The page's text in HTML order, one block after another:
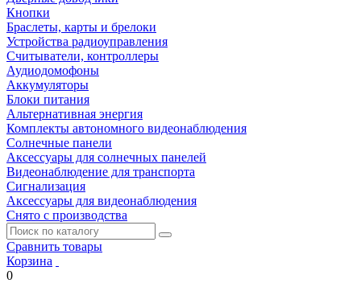
Кнопки
Браслеты, карты и брелоки
Устройства радиоуправления
Считыватели, контроллеры
Аудиодомофоны
Аккумуляторы
Блоки питания
Альтернативная энергия
Комплекты автономного видеонаблюдения
Солнечные панели
Аксессуары для солнечных панелей
Видеонаблюдение для транспорта
Сигнализация
Аксессуары для видеонаблюдения
Снято с производства
Сравнить товары
Корзина
0